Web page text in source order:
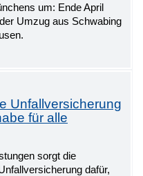
um: Ende April
Umzug aus Schwabing
Unfallversicherung
für alle
sorgt die
dafür,